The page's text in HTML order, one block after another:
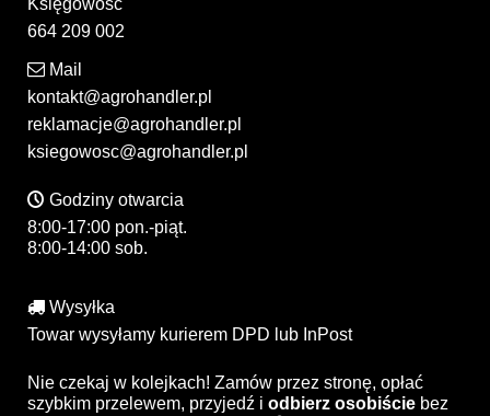
Księgowość
664 209 002
Mail
kontakt@agrohandler.pl
reklamacje@agrohandler.pl
ksiegowosc@agrohandler.pl
Godziny otwarcia
8:00-17:00 pon.-piąt.
8:00-14:00 sob.
Wysyłka
Towar wysyłamy kurierem DPD lub InPost
Nie czekaj w kolejkach! Zamów przez stronę, opłać
szybkim przelewem, przyjedź i odbierz osobiście bez